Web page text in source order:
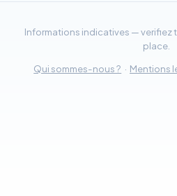
Informations indicatives — verifiez
place.
Qui sommes-nous ? · Mentions